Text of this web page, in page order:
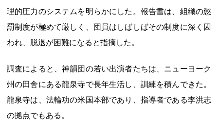
理的圧力のシステムを明らかにした。報告書は、組織の懲
罰制度が極めて厳しく、団員はしばしばその制度に深く囚
われ、脱退が困難になると指摘した。
調査によると、神韻団の若い出演者たちは、ニューヨーク
州の田舎にある龍泉寺で長年生活し、訓練を積んできた。
龍泉寺は、法輪功の米国本部であり、指導者である李洪志
の拠点でもある。